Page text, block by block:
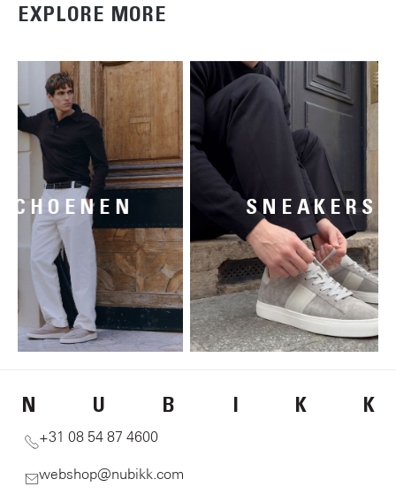
EXPLORE MORE
SCHOENEN
N U B I K K
+31 08 54 87 4600
webshop@nubikk.com